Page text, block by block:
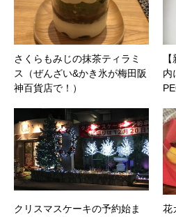
さくらもみじの抹茶ティラミ
ス（ぜんざい&かき氷が梅田阪
神百貨店で！）
内
クリスマスケーキの予約始ま
花